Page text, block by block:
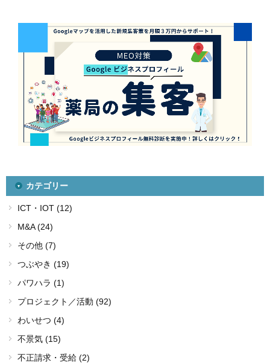
カテゴリー
ICT・IOT (12)
M&A (24)
その他 (7)
つぶやき (19)
パワハラ (1)
プロジェクト／活動 (92)
わいせつ (4)
不景気 (15)
不正請求・受給 (2)